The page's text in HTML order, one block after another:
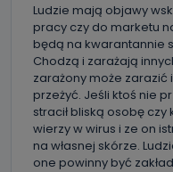
Ludzie mają objawy
pracy czy do marketu
będą na kwarantannie
Chodzą i zarażają
zarażony może zarazić
przeżyć. Jeśli ktoś nie
stracił bliską osobę
wierzy w wirus i ze on
na własnej skórze.
one powinny być